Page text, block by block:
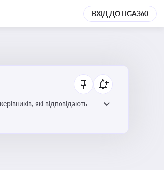
ВХІД ДО LIGA360
які відповідають за